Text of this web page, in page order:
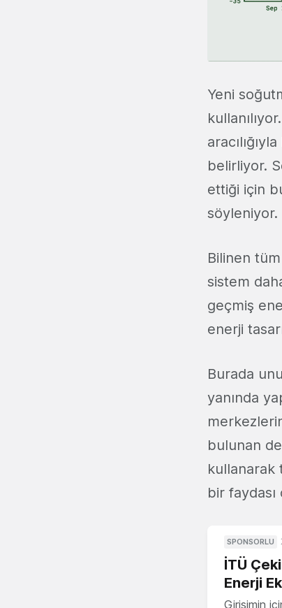
Yeni
belirliyor.
ettiği için
söyleniyor.
Bilinen
sistem
geçmiş
enerji
Burada
yanında
bulunan
kullanarak
bir faydası
SPONSORLU
İTÜ
Enerji
Girişimin